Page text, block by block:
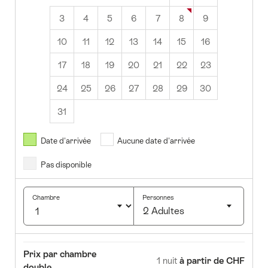
3 4 5 6 7 8 9
10 11 12 13 14 15 16
17 18 19 20 21 22 23
24 25 26 27 28 29 30
31
Août 2026
Sa Di
1 2
7
12 13 14 15 16
20 21 2223
Date d'arrivée Aucune date d'arrivée
Pas disponible
Chambre Personnes
2 Adultes
Cliquez
sélectionner
Chambre Prix
Prix par chambre
1 nuit à partir de CHF